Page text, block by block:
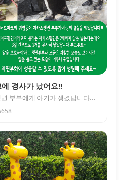
경사가 났어요!!
부부에게 아기가 생겼답니다...